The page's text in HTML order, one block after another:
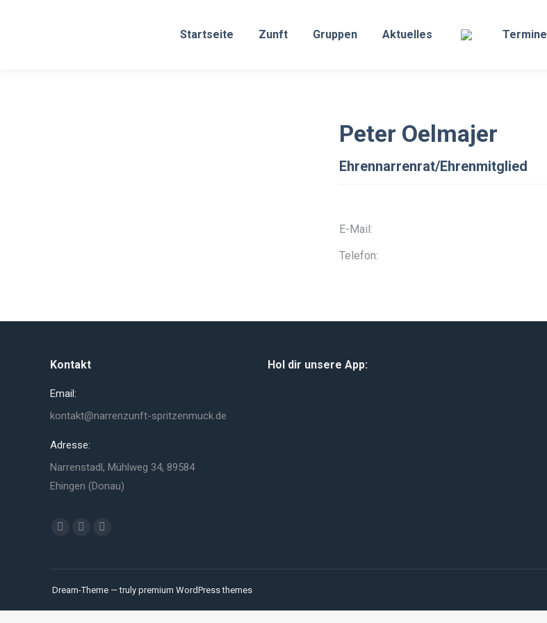
Startseite Zunft Gruppen Aktuelles Termine
Peter Oelmajer
Ehrennarrenrat/Ehrenmitglied
E-Mail:
Telefon:
Kontakt
Email:
kontakt@narrenzunft-spritzenmuck.de
Adresse:
Narrenstadl, Mühlweg 34, 89584
Ehingen (Donau)
Finden Sie uns auf:
opens
in
opens
in
opens
in
Hol dir unsere App:
Dream-Theme — truly premium WordPress themes